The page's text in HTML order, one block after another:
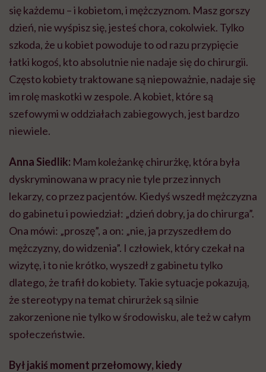
się każdemu – i kobietom, i mężczyznom. Masz gorszy
dzień, nie wyśpisz się, jesteś chora, cokolwiek. Tylko
szkoda, że u kobiet powoduje to od razu przypięcie
łatki kogoś, kto absolutnie nie nadaje się do chirurgii.
Często kobiety traktowane są niepoważnie, nadaje się
im rolę maskotki w zespole. A kobiet, które są
szefowymi w oddziałach zabiegowych, jest bardzo
niewiele.
Anna Siedlik: Mam koleżankę chirurżkę, która była
dyskryminowana w pracy nie tyle przez innych
lekarzy, co przez pacjentów. Kiedyś wszedł mężczyzna
do gabinetu i powiedział: „dzień dobry, ja do chirurga”.
Ona mówi: „proszę”, a on: „nie, ja przyszedłem do
mężczyzny, do widzenia”. I człowiek, który czekał na
wizytę, i to nie krótko, wyszedł z gabinetu tylko
dlatego, że trafił do kobiety. Takie sytuacje pokazują,
że stereotypy na temat chirurżek są silnie
zakorzenione nie tylko w środowisku, ale też w całym
społeczeństwie.
Był jakiś moment przełomowy, kiedy